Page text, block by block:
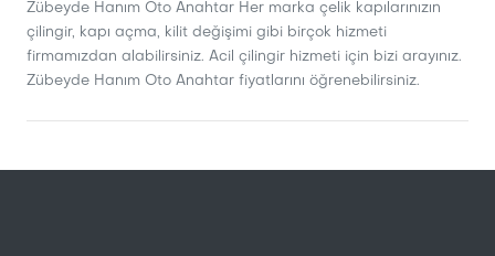
Zübeyde Hanım Oto Anahtar Her marka çelik kapılarınızın
çilingir, kapı açma, kilit değişimi gibi birçok hizmeti
firmamızdan alabilirsiniz. Acil çilingir hizmeti için bizi arayınız.
Zübeyde Hanım Oto Anahtar fiyatlarını öğrenebilirsiniz.